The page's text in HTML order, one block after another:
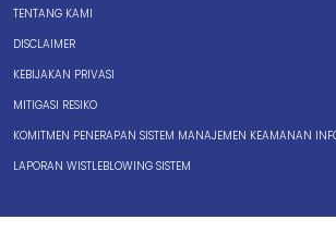
TENTANG KAMI
DISCLAIMER
KEBIJAKAN PRIVASI
MITIGASI RESIKO
KOMITMEN PENERAPAN SISTEM MANAJEMEN KEAMANAN
LAPORAN WISTLEBLOWING SISTEM